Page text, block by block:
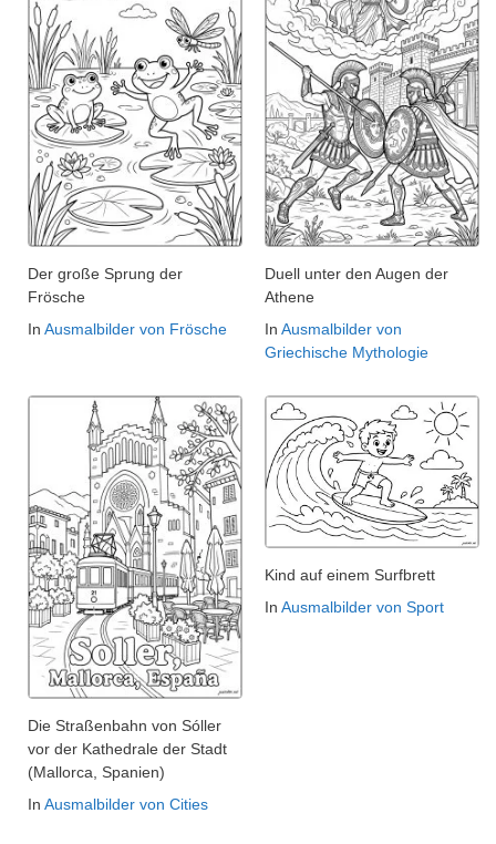
Der große Sprung der
Frösche
In Ausmalbilder von Frösche
Duell unter den Augen der
Athene
In Ausmalbilder von
Griechische Mythologie
Die Straßenbahn von Sóller
vor der Kathedrale der Stadt
(Mallorca, Spanien)
In Ausmalbilder von Cities
Kind auf einem Surfbrett
In Ausmalbilder von Sport